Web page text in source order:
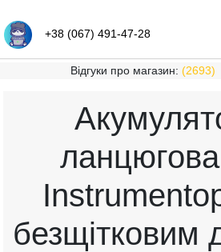
+38 (067) 491-47-28
Відгуки про магазин: (2693)
безщітковим